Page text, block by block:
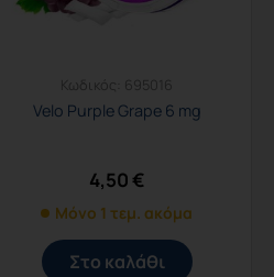
Κωδικός: 695016
Velo Purple Grape 6 mg
4,50€
Μόνο 1 τεμ. ακόμα
Στο καλάθι